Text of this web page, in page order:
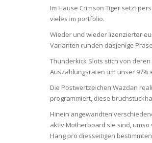
Im Hause Crimson Tiger setzt
vieles im portfolio.
Wieder und wieder lizenzierter
Varianten runden dasjenige
Thunderkick Slots stich von
Auszahlungsraten um unser
Die Postwertzeichen Wazdan
programmiert, diese
Hinein angewandten
aktiv Motherboard sie sind,
Hang pro diesseitigen